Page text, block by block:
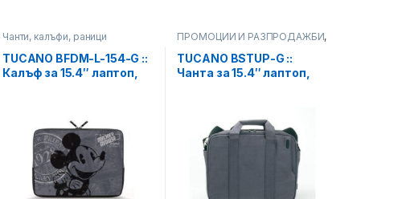
Чанти, калъфи, раници
TUCANO BFDM-L-154-G ::
Калъф за 15.4″ лаптоп,
ПРОМОЦИИ И РАЗПРОДАЖБИ,
Чанти, калъфи, раници
TUCANO BSTUP-G ::
Чанта за 15.4″ лаптоп,